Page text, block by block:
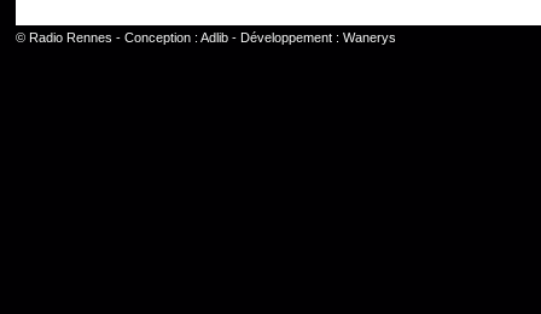
© Radio Rennes - Conception : Adlib- Développement : Wanerys